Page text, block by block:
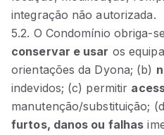
integração não autorizada.
5.2. O Condomínio
conservar e usar os
orientações da Dyona; (b)
indevidos; (c) permitir
manutenção/substituição;
furtos, danos ou falhas